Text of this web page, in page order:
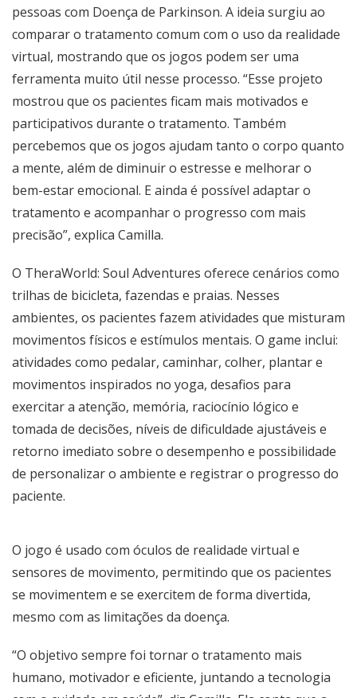
pessoas com Doença de Parkinson. A ideia surgiu ao
comparar o tratamento comum com o uso da realidade
virtual, mostrando que os jogos podem ser uma
ferramenta muito útil nesse processo. “Esse projeto
mostrou que os pacientes ficam mais motivados e
participativos durante o tratamento. Também
percebemos que os jogos ajudam tanto o corpo quanto
a mente, além de diminuir o estresse e melhorar o
bem-estar emocional. E ainda é possível adaptar o
tratamento e acompanhar o progresso com mais
precisão”, explica Camilla.
O TheraWorld: Soul Adventures oferece cenários como
trilhas de bicicleta, fazendas e praias. Nesses
ambientes, os pacientes fazem atividades que misturam
movimentos físicos e estímulos mentais. O game inclui:
atividades como pedalar, caminhar, colher, plantar e
movimentos inspirados no yoga, desafios para
exercitar a atenção, memória, raciocínio lógico e
tomada de decisões, níveis de dificuldade ajustáveis e
retorno imediato sobre o desempenho e possibilidade
de personalizar o ambiente e registrar o progresso do
paciente.
O jogo é usado com óculos de realidade virtual e
sensores de movimento, permitindo que os pacientes
se movimentem e se exercitem de forma divertida,
mesmo com as limitações da doença.
“O objetivo sempre foi tornar o tratamento mais
humano, motivador e eficiente, juntando a tecnologia